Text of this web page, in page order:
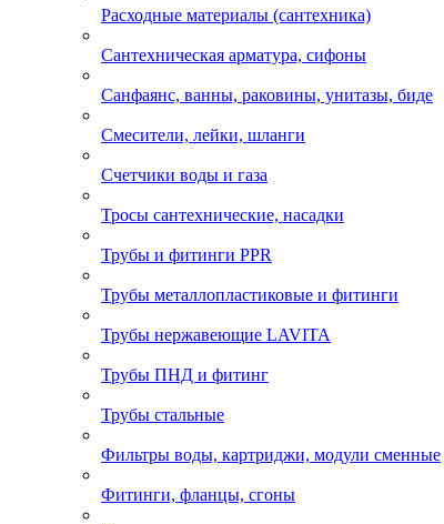
Расходные материалы (сантехника)
Сантехническая арматура, сифоны
Санфаянс, ванны, раковины, унитазы, биде
Смесители, лейки, шланги
Счетчики воды и газа
Тросы сантехнические, насадки
Трубы и фитинги PPR
Трубы металлопластиковые и фитинги
Трубы нержавеющие LAVITA
Трубы ПНД и фитинг
Трубы стальные
Фильтры воды, картриджи, модули сменные
Фитинги, фланцы, сгоны